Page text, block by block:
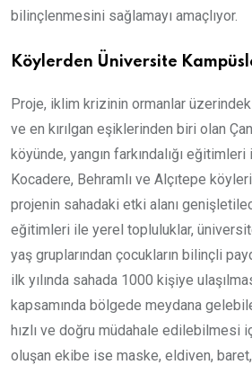
bilinçlenmesini sağlamayı amaçlıyor.
Köylerden Üniversite
Proje, iklim krizinin ormanlar
ve en kırılgan eşiklerinden biri olan
köyünde, yangın farkındalığı
Kocadere, Behramlı ve Alçıtepe
projenin sahadaki etki alanı
eğitimleri ile yerel topluluklar,
yaş gruplarından çocukların bilinçli
ilk yılında sahada 1000 kişiye
kapsamında bölgede meydana
hızlı ve doğru müdahale edilebilmesi
oluşan ekibe ise maske, eldiven,